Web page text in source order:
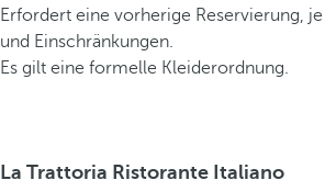
Erfordert eine vorherige Reservierung,
und Einschränkungen.
Es gilt eine formelle Kleiderordnung.
La Trattoria Ristorante Italiano